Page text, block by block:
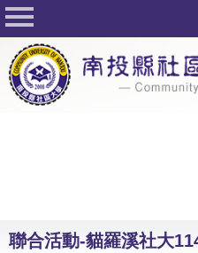
回首頁
關於社大
公佈欄
課程一覽表
聯合活動-貓羅溪社大